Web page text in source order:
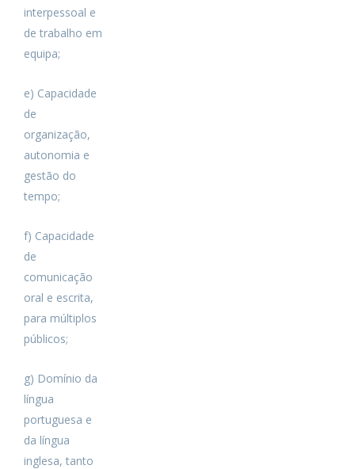
interpessoal e
de trabalho em
equipa;
e) Capacidade
de
organização,
autonomia e
gestão do
tempo;
f) Capacidade
de
comunicação
oral e escrita,
para múltiplos
públicos;
g) Domínio da
língua
portuguesa e
da língua
inglesa, tanto